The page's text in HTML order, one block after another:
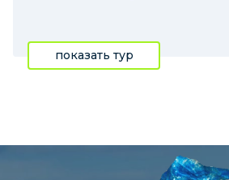
показать тур